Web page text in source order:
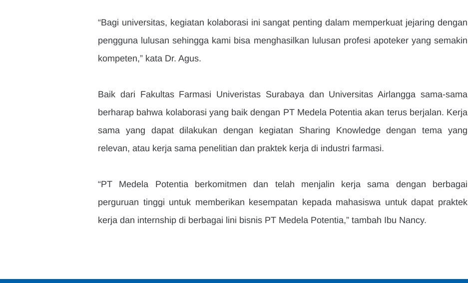
“Bagi universitas, kegiatan kolaborasi ini sangat penting dalam memperkuat jejaring dengan
pengguna lulusan sehingga kami bisa menghasilkan lulusan profesi apoteker yang semakin
kompeten,” kata Dr. Agus.
Baik dari Fakultas Farmasi Univeristas Surabaya dan Universitas Airlangga sama-sama
berharap bahwa kolaborasi yang baik dengan PT Medela Potentia akan terus berjalan. Kerja
sama yang dapat dilakukan dengan kegiatan Sharing Knowledge dengan tema yang
relevan, atau kerja sama penelitian dan praktek kerja di industri farmasi.
“PT Medela Potentia berkomitmen dan telah menjalin kerja sama dengan berbagai
perguruan tinggi untuk memberikan kesempatan kepada mahasiswa untuk dapat praktek
kerja dan internship di berbagai lini bisnis PT Medela Potentia,” tambah Ibu Nancy.